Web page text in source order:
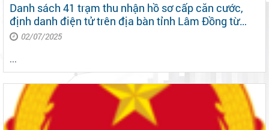
Danh sách 41 trạm thu nhận hồ sơ cấp căn cước,
định danh điện tử trên địa bàn tỉnh Lâm Đồng từ
ngày 01/7/2025
02/07/2025
...